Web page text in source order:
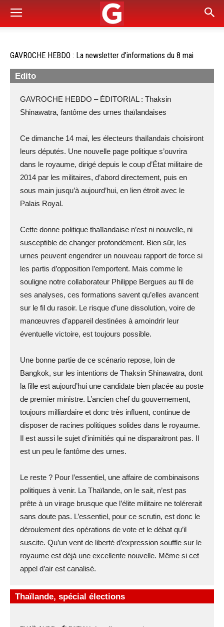
GAVROCHE HEBDO : La newsletter d’informations du 8 mai
Edito
GAVROCHE HEBDO – ÉDITORIAL : Thaksin
Shinawatra, fantôme des urnes thaïlandaises
Ce dimanche 14 mai, les électeurs thaïlandais choisiront
leurs députés. Une nouvelle page politique s’ouvrira
dans le royaume, dirigé depuis le coup d’État militaire de
2014 par les militaires, d’abord directement, puis en
sous main jusqu’à aujourd’hui, en lien étroit avec le
Palais Royal.
Cette donne politique thaïlandaise n’est ni nouvelle, ni
susceptible de changer profondément. Bien sûr, les
urnes peuvent engendrer un nouveau rapport de force si
les partis d’opposition l’emportent. Mais comme le
souligne notre collaborateur Philippe Bergues au fil de
ses analyses, ces formations savent qu’elles avancent
sur le fil du rasoir. Le risque d’une dissolution, voire de
manœuvres d’appareil destinées à amoindrir leur
éventuelle victoire, est toujours possible.
Une bonne partie de ce scénario repose, loin de
Bangkok, sur les intentions de Thaksin Shinawatra, dont
la fille est aujourd’hui une candidate bien placée au poste
de premier ministre. L’ancien chef du gouvernement,
toujours milliardaire et donc très influent, continue de
disposer de racines politiques solides dans le royaume.
Il est aussi le sujet d’inimitiés qui ne disparaitront pas. Il
est un peu le fantôme des urnes.
Le reste ? Pour l’essentiel, une affaire de combinaisons
politiques à venir. La Thaïlande, on le sait, n’est pas
prête à un virage brusque que l’élite militaire ne tolérerait
sans doute pas. L’essentiel, pour ce scrutin, est donc le
déroulement des opérations de vote et le débat qu’il
suscite. Qu’un vent de liberté d’expression souffle sur le
royaume est déjà une excellente nouvelle. Même si cet
appel d’air est canalisé.
Thaïlande, spécial élections